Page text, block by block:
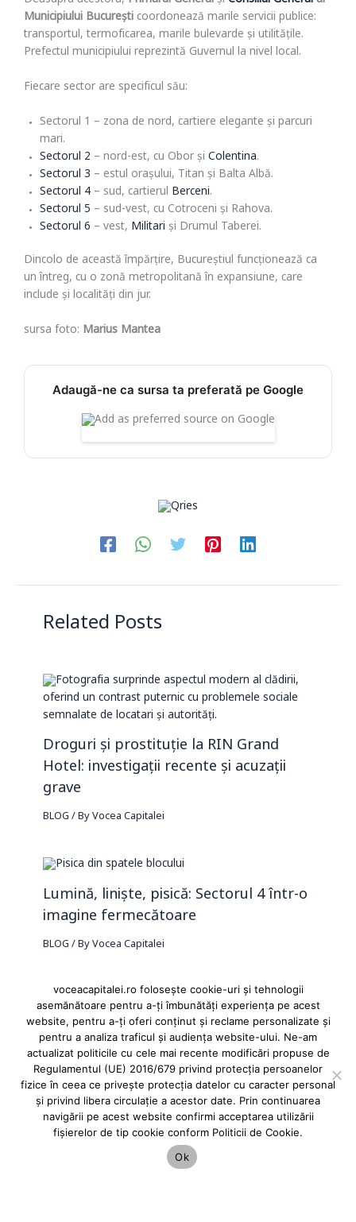
Municipiului București coordonează marile servicii publice:
transportul, termoficarea, marile bulevarde și utilitățile.
Prefectul municipiului reprezintă Guvernul la nivel local.
Fiecare sector are specificul său:
Sectorul 1 – zona de nord, cartiere elegante și parcuri
mari.
Sectorul 2 – nord-est, cu Obor și Colentina.
Sectorul 3 – estul orașului, Titan și Balta Albă.
Sectorul 4 – sud, cartierul Berceni.
Sectorul 5 – sud-vest, cu Cotroceni și Rahova.
Sectorul 6 – vest, Militari și Drumul Taberei.
Dincolo de această împărțire, Bucureștiul funcționează ca
un întreg, cu o zonă metropolitană în expansiune, care
include și localități din jur.
sursa foto: Marius Mantea
Adaugă-ne ca sursa ta preferată pe Google
Related Posts
Droguri și prostituție la RIN Grand
Hotel: investigații recente și acuzații
grave
BLOG / ByVocea Capitalei
Lumină, liniște, pisică: Sectorul 4 într-o
imagine fermecătoare
BLOG / ByVocea Capitalei
Reclame și advertoriale pe Vocea Capitalei
Powered byINFINITUS ADVERTISING
voceacapitalei.ro folosește cookie-uri și tehnologii
asemănătoare pentru a-ți îmbunătăți experiența pe acest
website, pentru a-ți oferi conținut și reclame personalizate și
pentru a analiza traficul și audiența website-ului. Ne-am
actualizat politicile cu cele mai recente modificări propuse de
Regulamentul (UE) 2016/679 privind protecția persoanelor
fizice în ceea ce privește protecția datelor cu caracter personal
și privind libera circulație a acestor date. Prin continuarea
navigării pe acest website confirmi acceptarea utilizării
fișierelor de tip cookie conform Politicii de Cookie.
Ok